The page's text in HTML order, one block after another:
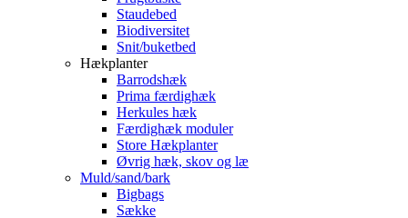
Staudebed
Biodiversitet
Snit/buketbed
Hækplanter
Barrodshæk
Prima færdighæk
Herkules hæk
Færdighæk moduler
Store Hækplanter
Øvrig hæk, skov og læ
Muld/sand/bark
Bigbags
Sække